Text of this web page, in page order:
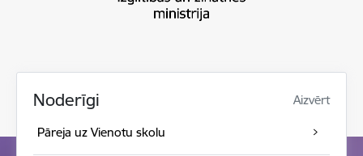
Noderīgi Aizvērt
Pāreja uz Vienotu skolu